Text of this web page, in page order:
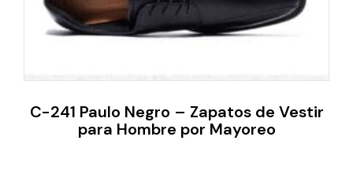
C-241 Paulo Negro – Zapatos de Vestir
para Hombre por Mayoreo